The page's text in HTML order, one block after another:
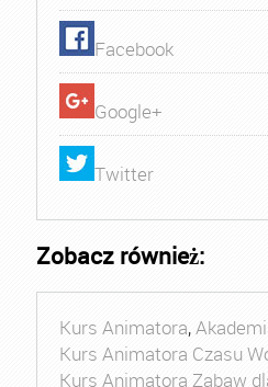
Facebook
Google+
Twitter
Zobacz również:
Kurs Animatora,
Kurs Animatora Czasu
Kurs Animatora Zabaw